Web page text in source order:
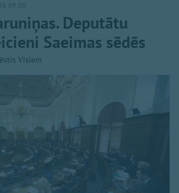
09:00
Deputātu
Saeimas sēdēs
Visiem